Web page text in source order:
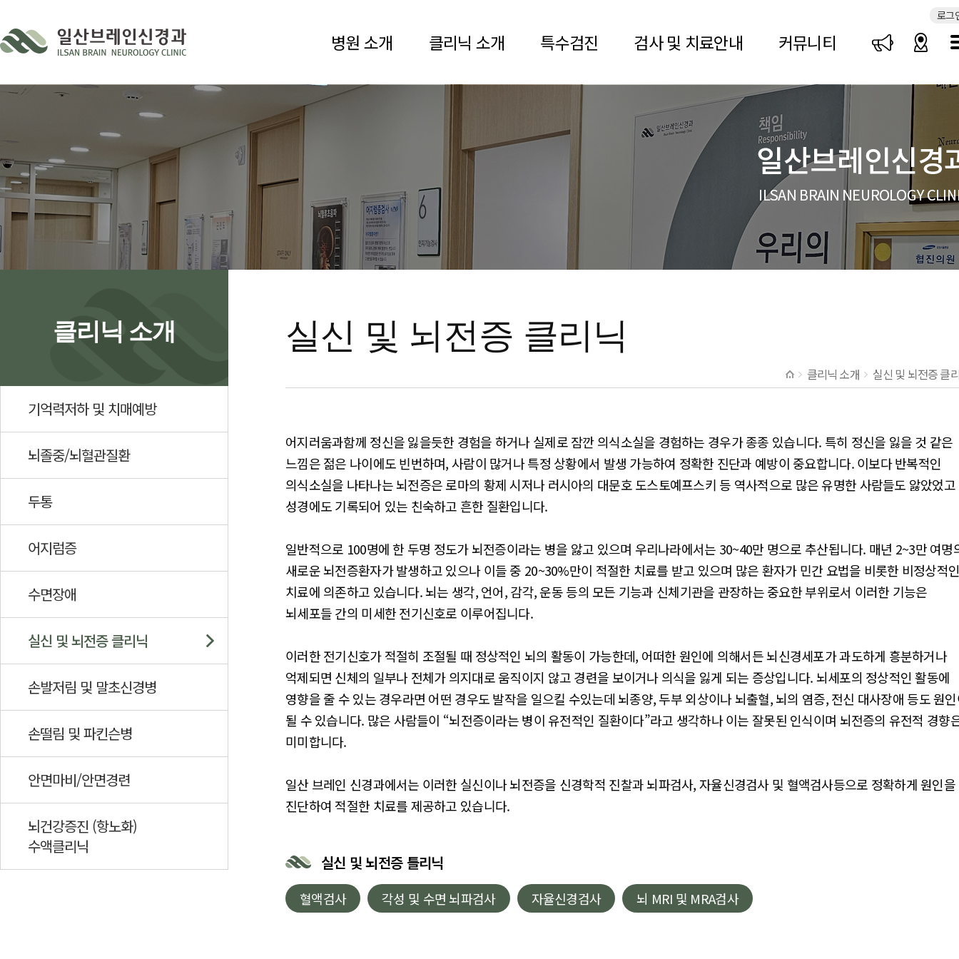
로그
병원 소개 클리닉 소개 특수검진 검사 및 치료안내 커뮤니티
클리닉 소개
기억력저하 및 치매예방
뇌졸중/뇌혈관질환
두통
어지럼증
수면장애
실신 및 뇌전증 클리닉
손발저림 및 말초신경병
손떨림 및 파킨슨병
안면마비/안면경련
뇌건강증진 (항노화)
수액클리닉
실신 및 뇌전증 클리닉
클리닉 소개 실신 및 뇌전증 클
어지러움과함께 정신을 잃을듯한 경험을 하거나 실제로 잠깐 의식소실을 경험하는 경우가 종종 있습니다. 특히 정신을 잃을 것 같은
느낌은 젊은 나이에도 빈번하며, 사람이 많거나 특정 상황에서 발생 가능하여 정확한 진단과 예방이 중요합니다. 이보다 반복적인
의식소실을 나타나는 뇌전증은 로마의 황제 시저나 러시아의 대문호 도스토예프스키 등 역사적으로 많은 유명한 사람들도 앓았었고
성경에도 기록되어 있는 친숙하고 흔한 질환입니다.
일반적으로 100명에 한 두명 정도가 뇌전증이라는 병을 앓고 있으며 우리나라에서는 30~40만 명으로 추산됩니다. 매년 2~3만 여명
새로운 뇌전증환자가 발생하고 있으나 이들 중 20~30%만이 적절한 치료를 받고 있으며 많은 환자가 민간 요법을 비롯한 비정상적
치료에 의존하고 있습니다. 뇌는 생각, 언어, 감각, 운동 등의 모든 기능과 신체기관을 관장하는 중요한 부위로서 이러한 기능은
뇌세포들 간의 미세한 전기신호로 이루어집니다.
이러한 전기신호가 적절히 조절될 때 정상적인 뇌의 활동이 가능한데, 어떠한 원인에 의해서든 뇌신경세포가 과도하게 흥분하거나
억제되면 신체의 일부나 전체가 의지대로 움직이지 않고 경련을 보이거나 의식을 잃게 되는 증상입니다. 뇌세포의 정상적인 활동에
영향을 줄 수 있는 경우라면 어떤 경우도 발작을 일으킬 수있는데 뇌종양, 두부 외상이나 뇌출혈, 뇌의 염증, 전신 대사장애 등도 원
될 수 있습니다. 많은 사람들이 “뇌전증이라는 병이 유전적인 질환이다”라고 생각하나 이는 잘못된 인식이며 뇌전증의 유전적 경향
미미합니다.
일산 브레인 신경과에서는 이러한 실신이나 뇌전증을 신경학적 진찰과 뇌파검사, 자율신경검사 및 혈액검사등으로 정확하게 원인을
진단하여 적절한 치료를 제공하고 있습니다.
실신 및 뇌전증 틀리닉
혈액검사 각성 및 수면 뇌파검사 자율신경검사 뇌 MRI 및 MRA검사